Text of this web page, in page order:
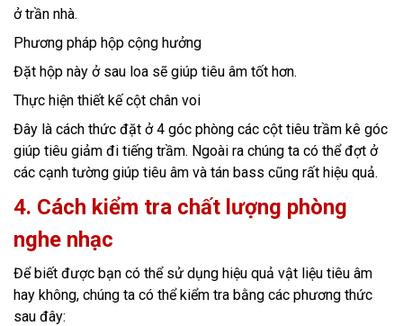
ở trần nhà.
Phương pháp hộp cộng hưởng
Đặt hộp này ở sau loa sẽ giúp tiêu âm tốt hơn.
Thực hiện thiết kế cột chân voi
Đây là cách thức đặt ở 4 góc phòng các cột tiêu trầm kê góc
giúp tiêu giảm đi tiếng trầm. Ngoài ra chúng ta có thể đợt ở
các cạnh tường giúp tiêu âm và tán bass cũng rất hiệu quả.
4. Cách kiểm tra chất lượng phòng
nghe nhạc
Để biết được bạn có thể sử dụng hiệu quả vật liệu tiêu âm
hay không, chúng ta có thể kiểm tra bằng các phương thức
sau đây: